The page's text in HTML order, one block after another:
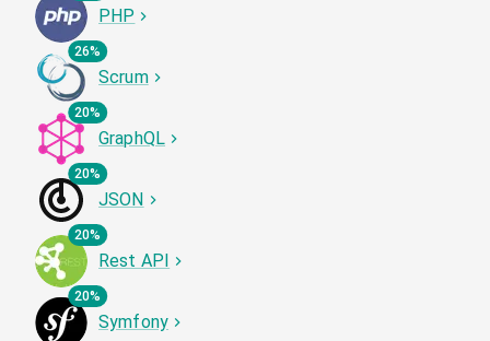
PHP
26%
Scrum
20%
GraphQL
20%
JSON
20%
Rest API
20%
Symfony